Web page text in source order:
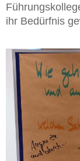
ihr Bedürfnis